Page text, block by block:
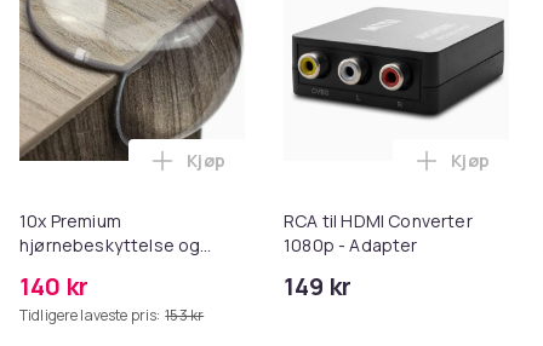
10x Premium
hjørnebeskyttelse og
140 kr
Tidligere laveste pris: 153 kr
Legg 10x Premium hjørnebeskyttelse
Kjøp
RCA til HDMI Converter
1080p - Adapter
149 kr
Legg
Kjøp